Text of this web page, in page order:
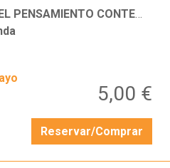
CONTEMPORÁNEO
5,00 €
Reservar/Comprar